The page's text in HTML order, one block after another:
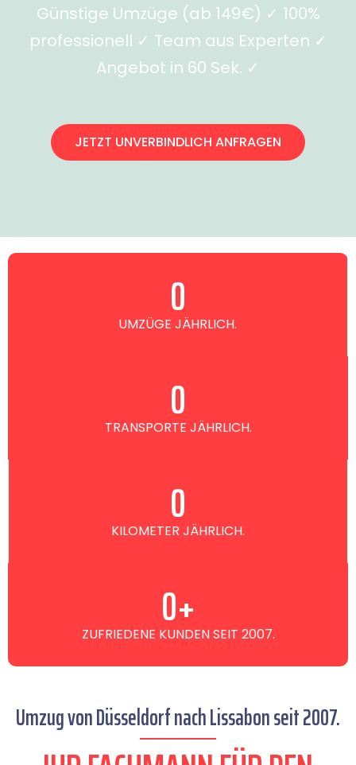
Günstige Umzüge (ab 149€) ✓ 100%
professionell ✓ Team aus Experten ✓
Angebot in 60 Sek. ✓
JETZT UNVERBINDLICH ANFRAGEN
UMZÜGE JÄHRLICH.
0
TRANSPORTE JÄHRLICH.
0
KILOMETER JÄHRLICH.
0
ZUFRIEDENE KUNDEN SEIT 2007.
0+
Umzug von Düsseldorf nach Lissabon seit 2007.